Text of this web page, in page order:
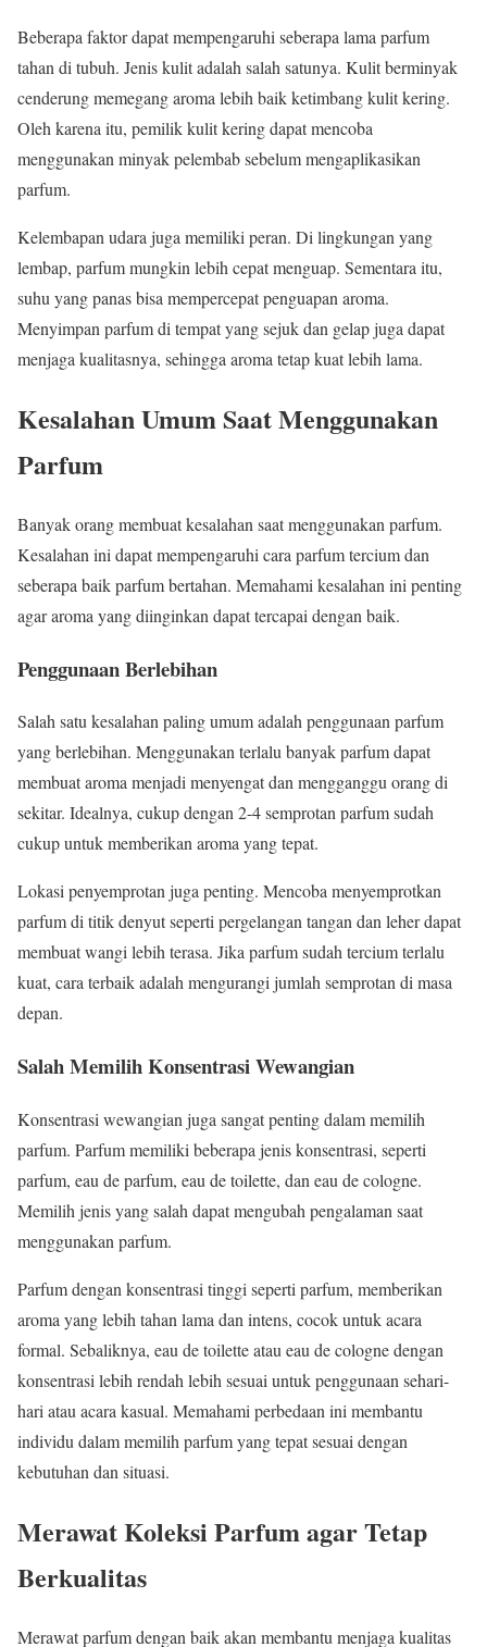
Beberapa faktor dapat mempengaruhi seberapa lama parfum
tahan di tubuh. Jenis kulit adalah salah satunya. Kulit berminyak
cenderung memegang aroma lebih baik ketimbang kulit kering.
Oleh karena itu, pemilik kulit kering dapat mencoba
menggunakan minyak pelembab sebelum mengaplikasikan
parfum.
Kelembapan udara juga memiliki peran. Di lingkungan yang
lembap, parfum mungkin lebih cepat menguap. Sementara itu,
suhu yang panas bisa mempercepat penguapan aroma.
Menyimpan parfum di tempat yang sejuk dan gelap juga dapat
menjaga kualitasnya, sehingga aroma tetap kuat lebih lama.
Kesalahan Umum Saat Menggunakan
Parfum
Banyak orang membuat kesalahan saat menggunakan parfum.
Kesalahan ini dapat mempengaruhi cara parfum tercium dan
seberapa baik parfum bertahan. Memahami kesalahan ini penting
agar aroma yang diinginkan dapat tercapai dengan baik.
Penggunaan Berlebihan
Salah satu kesalahan paling umum adalah penggunaan parfum
yang berlebihan. Menggunakan terlalu banyak parfum dapat
membuat aroma menjadi menyengat dan mengganggu orang di
sekitar. Idealnya, cukup dengan 2-4 semprotan parfum sudah
cukup untuk memberikan aroma yang tepat.
Lokasi penyemprotan juga penting. Mencoba menyemprotkan
parfum di titik denyut seperti pergelangan tangan dan leher dapat
membuat wangi lebih terasa. Jika parfum sudah tercium terlalu
kuat, cara terbaik adalah mengurangi jumlah semprotan di masa
depan.
Salah Memilih Konsentrasi Wewangian
Konsentrasi wewangian juga sangat penting dalam memilih
parfum. Parfum memiliki beberapa jenis konsentrasi, seperti
parfum, eau de parfum, eau de toilette, dan eau de cologne.
Memilih jenis yang salah dapat mengubah pengalaman saat
menggunakan parfum.
Parfum dengan konsentrasi tinggi seperti parfum, memberikan
aroma yang lebih tahan lama dan intens, cocok untuk acara
formal. Sebaliknya, eau de toilette atau eau de cologne dengan
konsentrasi lebih rendah lebih sesuai untuk penggunaan sehari-
hari atau acara kasual. Memahami perbedaan ini membantu
individu dalam memilih parfum yang tepat sesuai dengan
kebutuhan dan situasi.
Merawat Koleksi Parfum agar Tetap
Berkualitas
Merawat parfum dengan baik akan membantu menjaga kualitas